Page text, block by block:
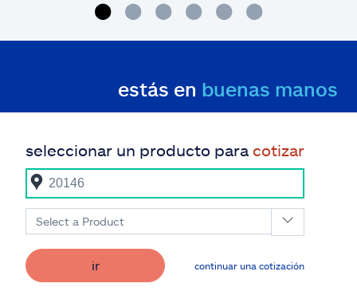
estás en buenas manos
seleccionar un producto para cotizar
Select a Product
ir continuar una cotización